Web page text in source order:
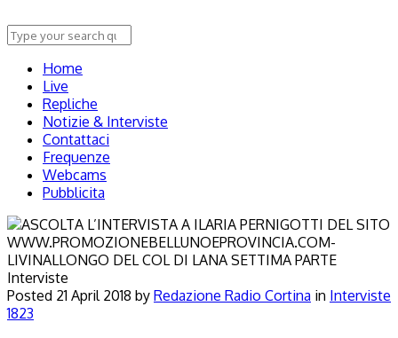
Home
Live
Repliche
Notizie & Interviste
Contattaci
Frequenze
Webcams
Pubblicita
Interviste
Posted 21 April 2018 by Redazione Radio Cortina in Interviste
1823